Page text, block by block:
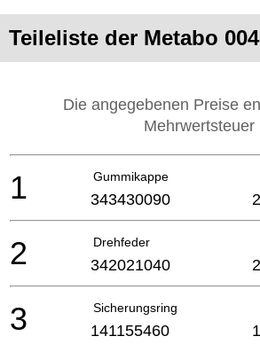
Teileliste der Metabo
Die angegebenen Preise
Mehrwertsteuer
Gummikappe
1 343430090
Drehfeder
2 342021040
Sicherungsring
3 141155460